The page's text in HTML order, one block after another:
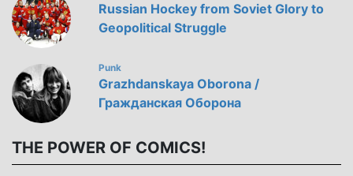
Russian Hockey from Soviet Glory to
Geopolitical Struggle
Punk
Grazhdanskaya Oborona /
Гражданская Оборона
THE POWER OF COMICS!